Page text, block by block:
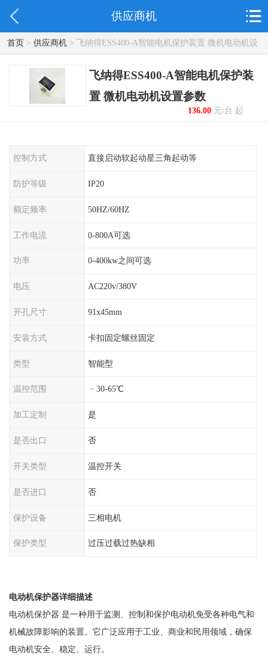
供应商机
首页> 供应商机> 飞纳得ESS400-A智能电机保护装置 微机电动机设
置参数
飞纳得ESS400-A智能电机保护装
置 微机电动机设置参数
136.00元/台 起
控制方式 直接启动软起动星三角起动等
防护等级 IP20
额定频率 50HZ/60HZ
工作电流 0-800A可选
功率 0-400kw之间可选
电压 AC220v/380V
开孔尺寸 91x45mm
安装方式 卡扣固定螺丝固定
类型 智能型
温控范围 ﹣30-65℃
加工定制 是
是否出口 否
开关类型 温控开关
是否进口 否
保护设备 三相电机
保护类型 过压过载过热缺相
电动机保护器详细描述
电动机保护器 是一种用于监测、控制和保护电动机免受各种电气和
机械故障影响的装置。它广泛应用于工业、商业和民用领域，确保
电动机安全、稳定、运行。